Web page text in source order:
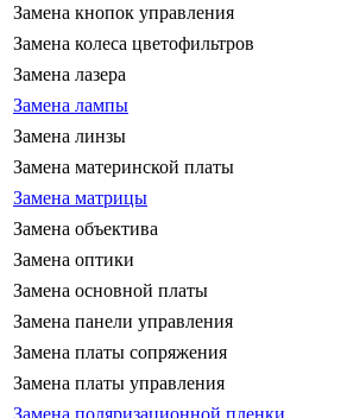
Замена кнопок управления
Замена колеса цветофильтров
Замена лазера
Замена лампы
Замена линзы
Замена материнской платы
Замена матрицы
Замена объектива
Замена оптики
Замена основной платы
Замена панели управления
Замена платы сопряжения
Замена платы управления
Замена поляризационной пленки